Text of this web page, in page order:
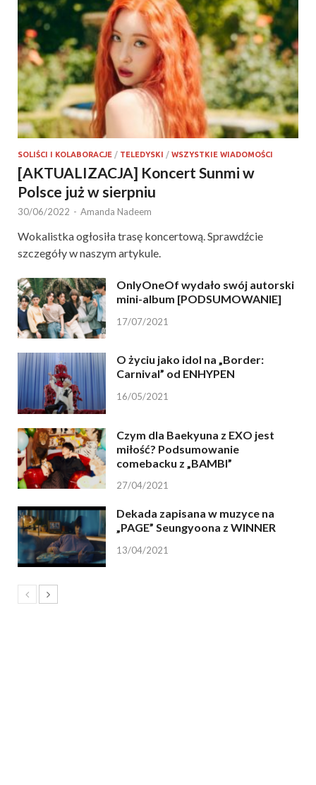
SOLIŚCI I KOLABORACJE / TELEDYSKI / WSZYSTKIE WIADOMOŚCI
[AKTUALIZACJA] Koncert Sunmi w
Polsce już w sierpniu
30/06/2022 - Amanda Nadeem
Wokalistka ogłosiła trasę koncertową. Sprawdźcie
szczegóły w naszym artykule.
OnlyOneOf wydało swój autorski
mini-album [PODSUMOWANIE]
17/07/2021
O życiu jako idol na „Border:
Carnival” od ENHYPEN
16/05/2021
Czym dla Baekyuna z EXO jest
miłość? Podsumowanie
comebacku z „BAMBI”
27/04/2021
Dekada zapisana w muzyce na
„PAGE” Seungyoona z WINNER
13/04/2021